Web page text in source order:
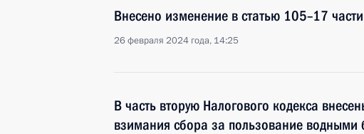
Внесено изменение в статью 105–17
26 февраля 2024 года, 14:25
В часть вторую Налогового кодекса
взимания сбора за пользование водными